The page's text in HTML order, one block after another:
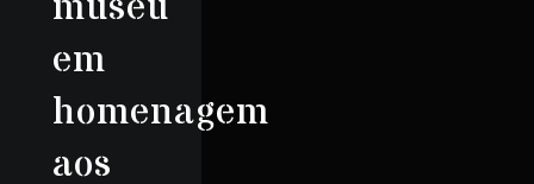
em
homenagem
aos